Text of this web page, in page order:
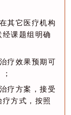
其它医疗机构
课题组明确
疗效果预期可
疗方案，接受
方式，按照